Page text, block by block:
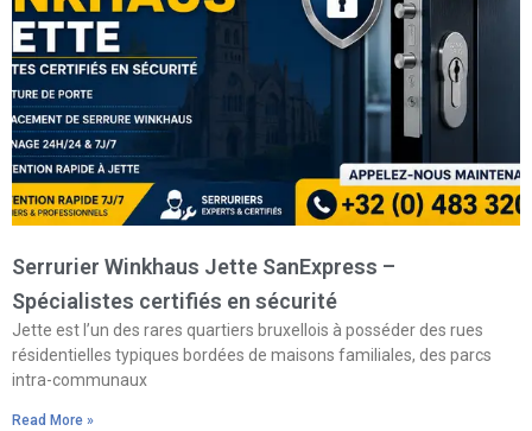
Serrurier Winkhaus Jette SanExpress –
Spécialistes certifiés en sécurité
Jette est l’un des rares quartiers bruxellois à posséder des rues
résidentielles typiques bordées de maisons familiales, des parcs
intra-communaux
Read More »